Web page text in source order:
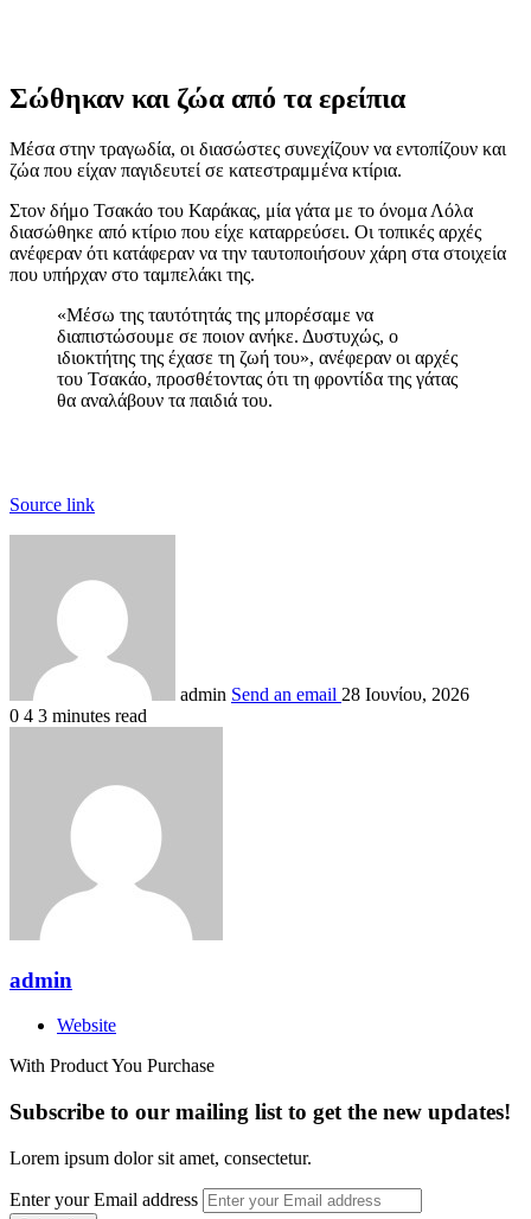
Σώθηκαν και ζώα από τα ερείπια
Μέσα στην τραγωδία, οι διασώστες συνεχίζουν να εντοπίζουν και
ζώα που είχαν παγιδευτεί σε κατεστραμμένα κτίρια.
Στον δήμο Τσακάο του Καράκας, μία γάτα με το όνομα Λόλα
διασώθηκε από κτίριο που είχε καταρρεύσει. Οι τοπικές αρχές
ανέφεραν ότι κατάφεραν να την ταυτοποιήσουν χάρη στα στοιχεία
που υπήρχαν στο ταμπελάκι της.
«Μέσω της ταυτότητάς της μπορέσαμε να
διαπιστώσουμε σε ποιον ανήκε. Δυστυχώς, ο
ιδιοκτήτης της έχασε τη ζωή του», ανέφεραν οι αρχές
του Τσακάο, προσθέτοντας ότι τη φροντίδα της γάτας
θα αναλάβουν τα παιδιά του.
Source link
admin Send an email 28 Ιουνίου, 2026
0 4 3 minutes read
admin
Website
With Product You Purchase
Subscribe to our mailing list to get the new updates!
Lorem ipsum dolor sit amet, consectetur.
Enter your Email address